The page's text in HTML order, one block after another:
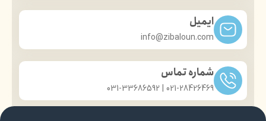
ایمیل
info@zibaloun.com
شماره تماس
021-28426469 | 031-33686592